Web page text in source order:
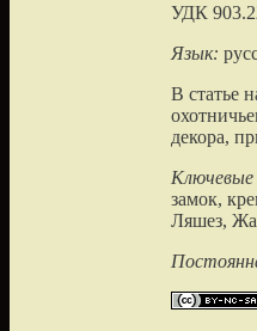
УДК
Язык:
В статье
декора,
Ключевые
замок,
Ляшез,